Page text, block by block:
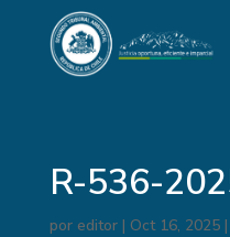
R-536-
por editor| Oct 16, 2025|